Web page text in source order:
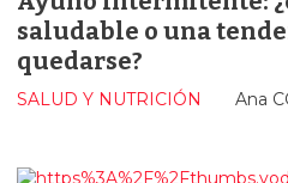
saludable o una
quedarse?
Ana
SALUD Y NUTRICIÓN